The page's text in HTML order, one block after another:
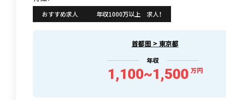
おすすめ求人 年収1000万以上 求人！
首都圏 > 東京都
年収
1,100~1,500 万円